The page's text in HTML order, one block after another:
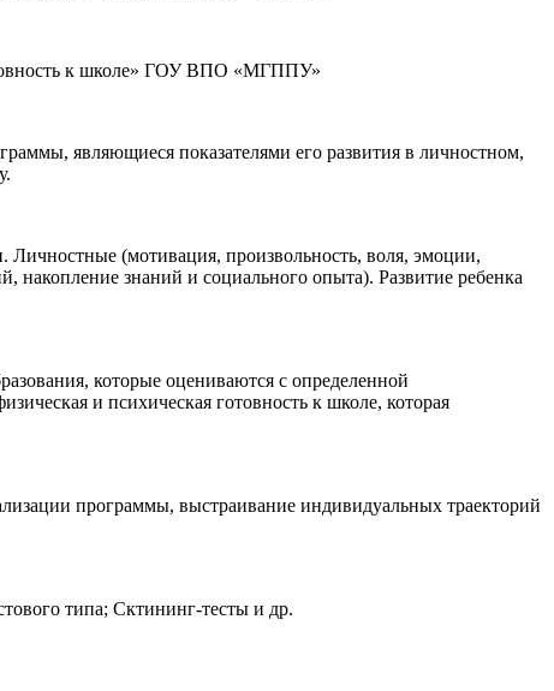
к школе» ГОУ ВПО «МГППУ»
являющиеся показателями его развития в личностном,
Личностные (мотивация, произвольность, воля, эмоции,
знаний и социального опыта). Развитие ребенка
которые оцениваются с определенной
и психическая готовность к школе, которая
программы, выстраивание индивидуальных траекторий
типа; Сктининг-тесты и др.